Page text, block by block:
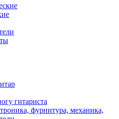
гитариста
фурнитура, механика,